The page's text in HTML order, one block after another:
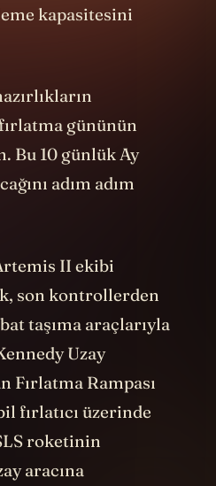
sistemin insan
kapasitesini
gününün
Bu 10 günlük Ay
adım adım
II ekibi
son kontrollerden
taşıma araçlarıyla
Uzay
Fırlatma Rampası
fırlatıcı üzerinde
roketinin